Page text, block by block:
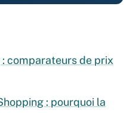
: comparateurs de prix
: pourquoi la